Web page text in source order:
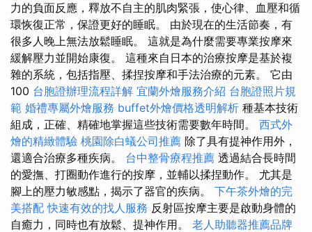
力的負面反應，釋放不自主的肌肉緊張，使心律、血壓和循
環恢復正常，保證更好的睡眠。 由於現在的生活節奏，有
很多人晚上無法放鬆睡眠。 這就是為什麼需要專業按摩來
緩解壓力並開始康復。 這種來自日本的治療按摩是基於複
雜的系統，包括指壓、揉捏按摩和手法治療的元素。 它由
100 台胞證辦理流程詳解 宜蘭外燴服務介紹 台胞證照片規
範 婚禮專屬外燴服務 buffet外燴價格透明解析 種基本技術
組成，正確、精確地掌握這些技術需要數年時間。 西式外
燴的精緻體驗 桃園除白蟻公司推薦 除了具有提神作用外，
還適合治療多種疾病。 台中整骨療程推薦 透過結合長時間
的愛撫、打圈動作進行的按摩，並輔以揉捏動作。 尤其是
腳上的壓力敏感點，揭示了器官的疾病。 下午茶外燴的完
美搭配 快速有效的找人服務 反射區按摩主要是啟動身體的
自癒力，同時也有放鬆、提神作用。 老人助聽器推薦品牌